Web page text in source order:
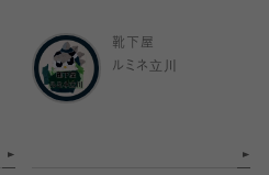
靴下屋
ルミネ立川